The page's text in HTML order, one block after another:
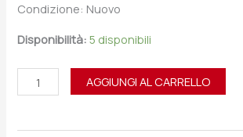
Condizione: Nuovo
Disponibilità: 5 disponibili
AGGIUNGI AL CARRELLO